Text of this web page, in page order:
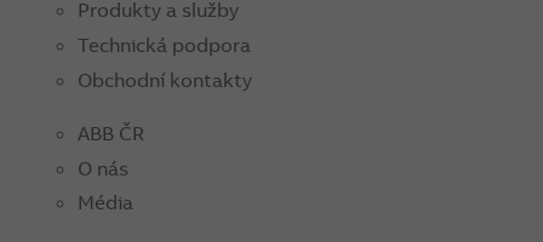
Produkty a služby
Technická podpora
Obchodní kontakty
ABB ČR
O nás
Média